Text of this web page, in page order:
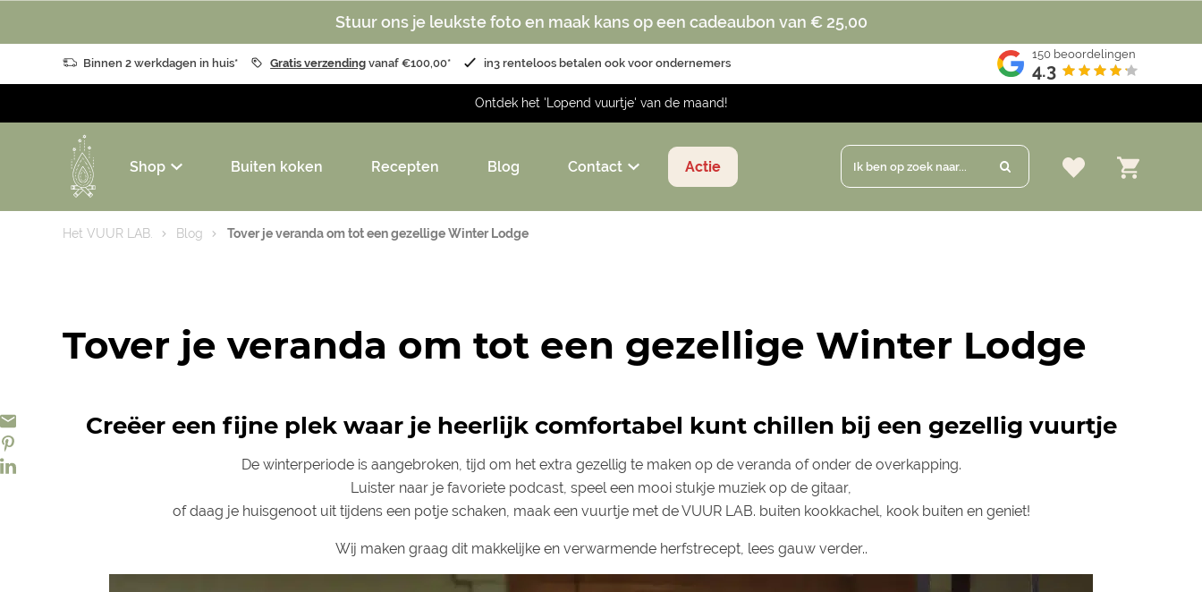
Stuur ons je leukste foto en maak kans op een cadeaubon van € 25,00
Binnen 2 werkdagen in huis* Gratis verzending vanaf €100,00* in3 renteloos betalen ook voor ondernemers
150beoordelingen
4.3
Ontdek het 'Lopend vuurtje' van de maand!
Shop Buiten koken Recepten Blog Contact Actie Ik ben op zoek naar...
Het VUUR LAB. Blog Tover je veranda om tot een gezellige Winter Lodge
Tover je veranda om tot een gezellige Winter Lodge
Creëer een fijne plek waar je heerlijk comfortabel kunt chillen bij een gezellig vuurtje
De winterperiode is aangebroken, tijd om het extra gezellig te maken op de veranda of onder de overkapping.
Luister naar je favoriete podcast, speel een mooi stukje muziek op de gitaar,
of daag je huisgenoot uit tijdens een potje schaken, maak een vuurtje met de VUUR LAB. buiten kookkachel, kook buiten en geniet!
Wij maken graag dit makkelijke en verwarmende herfstrecept, lees gauw verder..